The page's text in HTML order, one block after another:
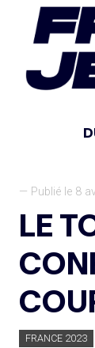
— Publié le 8
LE
FRANCE 2023